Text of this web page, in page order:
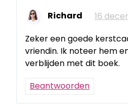
Richard
16
Zeker een goede
vriendin. Ik noteer hem
verblijden met dit boek.
Beantwoorden